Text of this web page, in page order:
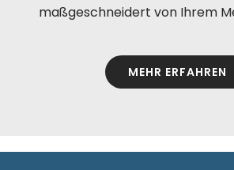
maßgeschneidert von Ihrem
MEHR ERFAHREN